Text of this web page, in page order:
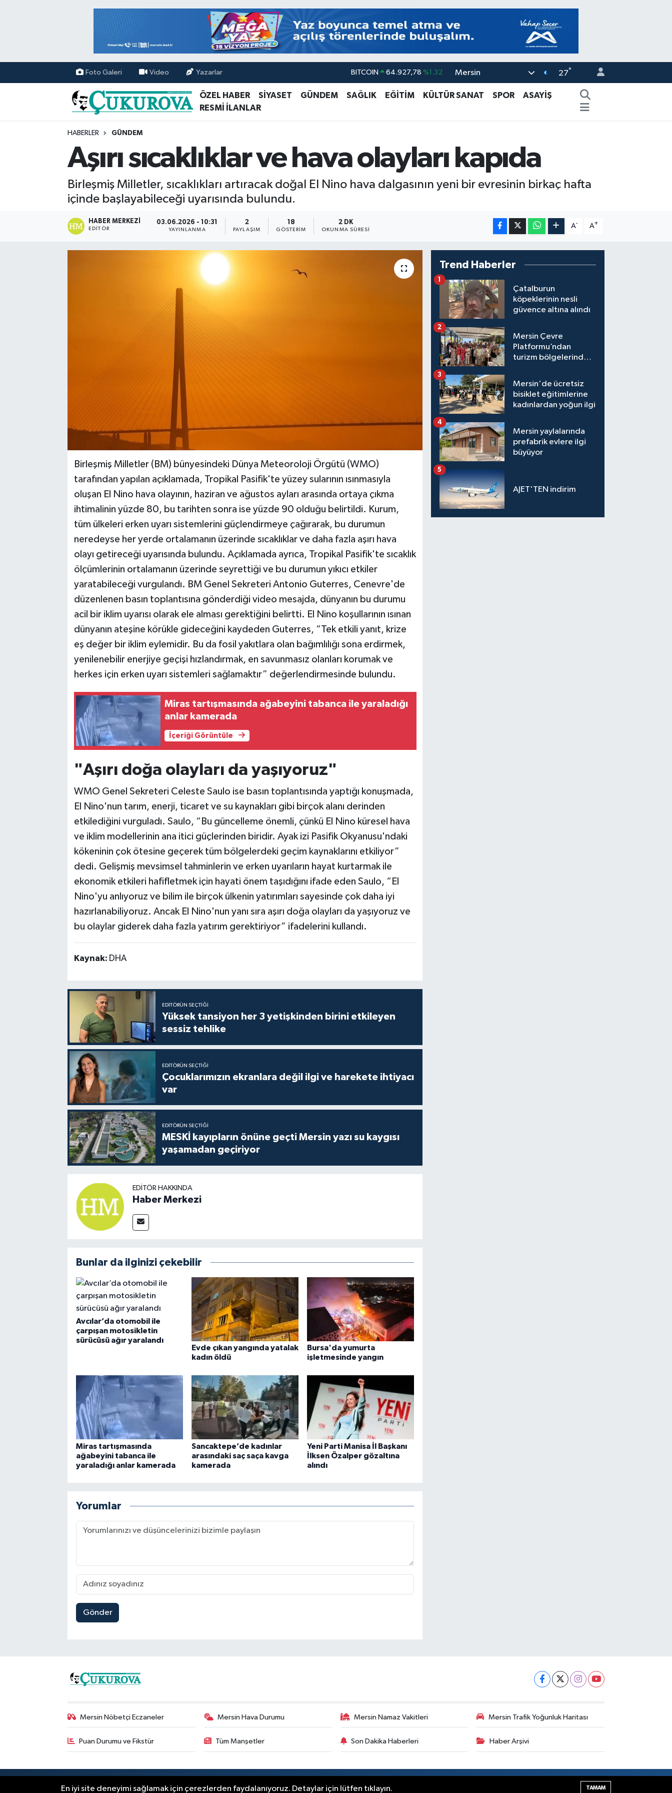
Foto Galeri Video Yazarlar
DOLAR 47,5894 %0.08
BİST100 13.703 %11
Mersin 27°
ÖZEL HABER SİYASET GÜNDEM SAĞLIK EĞİTİM KÜLTÜR SANAT SPOR
ASAYİŞ
RESMİ İLANLAR
HABERLER GÜNDEM
Aşırı sıcaklıklar ve hava olayları kapıda
Birleşmiş Milletler, sıcaklıkları artıracak doğal El Nino hava dalgasının yeni bir evresinin birkaç hafta
içinde başlayabileceği uyarısında bulundu.
HABER MERKEZI
EDITÖR
03.06.2026 - 10:31
YAYINLANMA
2
PAYLAŞIM
18
GÖSTERIM
2 DK
OKUNMA SÜRESI
A- A+
Birleşmiş Milletler (BM) bünyesindeki Dünya Meteoroloji Örgütü (WMO)
tarafından yapılan açıklamada, Tropikal Pasifik'te yüzey sularının ısınmasıyla
oluşan El Nino hava olayının, haziran ve ağustos ayları arasında ortaya çıkma
ihtimalinin yüzde 80, bu tarihten sonra ise yüzde 90 olduğu belirtildi. Kurum,
tüm ülkeleri erken uyarı sistemlerini güçlendirmeye çağırarak, bu durumun
neredeyse her yerde ortalamanın üzerinde sıcaklıklar ve daha fazla aşırı hava
olayı getireceği uyarısında bulundu. Açıklamada ayrıca, Tropikal Pasifik'te sıcaklık
ölçümlerinin ortalamanın üzerinde seyrettiği ve bu durumun yıkıcı etkiler
yaratabileceği vurgulandı. BM Genel Sekreteri Antonio Guterres, Cenevre'de
düzenlenen basın toplantısına gönderdiği video mesajda, dünyanın bu durumu
acil bir iklim uyarısı olarak ele alması gerektiğini belirtti. El Nino koşullarının ısınan
dünyanın ateşine körükle gideceğini kaydeden Guterres, “Tek etkili yanıt, krize
eş değer bir iklim eylemidir. Bu da fosil yakıtlara olan bağımlılığı sona erdirmek,
yenilenebilir enerjiye geçişi hızlandırmak, en savunmasız olanları korumak ve
herkes için erken uyarı sistemleri sağlamaktır” değerlendirmesinde bulundu.
Miras tartışmasında ağabeyini tabanca ile yaraladığı
anlar kamerada
İçeriği Görüntüle
"Aşırı doğa olayları da yaşıyoruz"
WMO Genel Sekreteri Celeste Saulo ise basın toplantısında yaptığı konuşmada,
El Nino'nun tarım, enerji, ticaret ve su kaynakları gibi birçok alanı derinden
etkilediğini vurguladı. Saulo, “Bu güncelleme önemli, çünkü El Nino küresel hava
ve iklim modellerinin ana itici güçlerinden biridir. Ayak izi Pasifik Okyanusu'ndaki
kökeninin çok ötesine geçerek tüm bölgelerdeki geçim kaynaklarını etkiliyor”
dedi. Gelişmiş mevsimsel tahminlerin ve erken uyarıların hayat kurtarmak ile
ekonomik etkileri hafifletmek için hayati önem taşıdığını ifade eden Saulo, “El
Nino'yu anlıyoruz ve bilim ile birçok ülkenin yatırımları sayesinde çok daha iyi
hazırlanabiliyoruz. Ancak El Nino'nun yanı sıra aşırı doğa olayları da yaşıyoruz ve
bu olaylar giderek daha fazla yatırım gerektiriyor” ifadelerini kullandı.
Kaynak: DHA
EDITÖRÜN SEÇTIĞI
Yüksek tansiyon her 3 yetişkinden birini etkileyen
sessiz tehlike
EDITÖRÜN SEÇTIĞI
Çocuklarımızın ekranlara değil ilgi ve harekete ihtiyacı
var
EDITÖRÜN SEÇTIĞI
MESKİ kayıpların önüne geçti Mersin yazı su kaygısı
yaşamadan geçiriyor
EDITÖR HAKKINDA
Haber Merkezi
Bunlar da ilginizi çekebilir
Avcılar’da otomobil ile
çarpışan motosikletin
sürücüsü ağır yaralandı
Evde çıkan yangında yatalak
kadın öldü
Bursa'da yumurta
işletmesinde yangın
Miras tartışmasında
ağabeyini tabanca ile
yaraladığı anlar kamerada
Sancaktepe’de kadınlar
arasındaki saç saça kavga
kamerada
Yeni Parti Manisa İl Başkanı
İlksen Özalper gözaltına
alındı
Yorumlar
Gönder
Trend Haberler
Çatalburun
köpeklerinin nesli
güvence altına alındı
1
Mersin Çevre
Platformu’ndan
turizm bölgelerinde
2
Mersin'de ücretsiz
bisiklet eğitimlerine
kadınlardan yoğun ilgi
3
Mersin yaylalarında
prefabrik evlere ilgi
büyüyor
4
AJET'TEN indirim
5
Mersin Nöbetçi Eczaneler Mersin Hava Durumu Mersin Namaz Vakitleri Mersin Trafik Yoğunluk Haritası
Puan Durumu ve Fikstür Tüm Manşetler Son Dakika Haberleri Haber Arşivi
RSS Copyright © 2025. Her hakkı saklıdır. TE Bilişim
En iyi site deneyimi sağlamak için çerezlerden faydalanıyoruz. Detaylar için lütfen tıklayın. TAMAM
Mersin Nöbetçi Eczaneler
Mersin Hava Durumu
Mersin Namaz Vakitleri
Mersin Trafik Yoğunluk Haritası
Tüm Manşetler
Son Dakika Haberleri
Haber Arşivi